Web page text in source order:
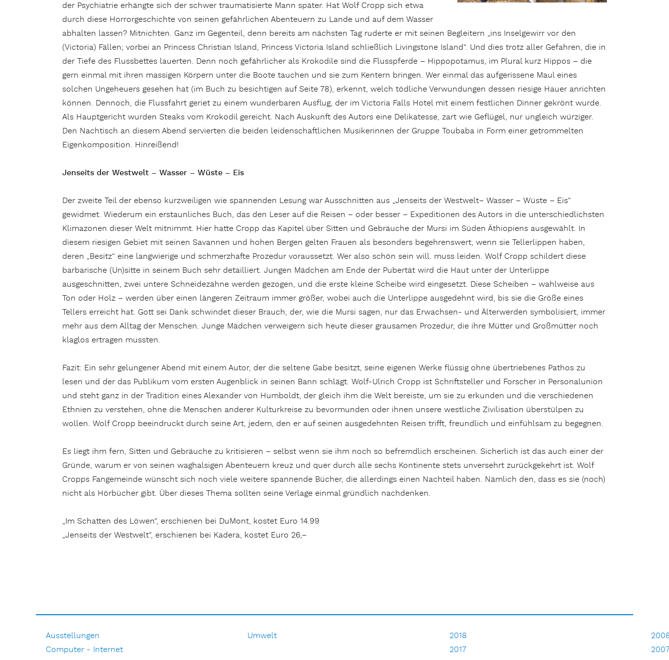
der Psychiatrie erhängte sich der schwer traumatisierte Mann später. Hat Wolf Cropp sich etwa
durch diese Horrorgeschichte von seinen gefährlichen Abenteuern zu Lande und auf dem Wasser
abhalten lassen? Mitnichten. Ganz im Gegenteil, denn bereits am nächsten Tag ruderte er mit seinen Begleitern „ins Inselgewirr vor den
(Victoria) Fällen; vorbei an Princess Christian Island, Princess Victoria Island schließlich Livingstone Island“. Und dies trotz aller Gefahren, die in
der Tiefe des Flussbettes lauerten. Denn noch gefährlicher als Krokodile sind die Flusspferde – Hippopotamus, im Plural kurz Hippos – die
gern einmal mit ihren massigen Körpern unter die Boote tauchen und sie zum Kentern bringen. Wer einmal das aufgerissene Maul eines
solchen Ungeheuers gesehen hat (im Buch zu besichtigen auf Seite 78), erkennt, welch tödliche Verwundungen dessen riesige Hauer anrichten
können. Dennoch, die Flussfahrt geriet zu einem wunderbaren Ausflug, der im Victoria Falls Hotel mit einem festlichen Dinner gekrönt wurde.
Als Hauptgericht wurden Steaks vom Krokodil gereicht. Nach Auskunft des Autors eine Delikatesse, zart wie Geflügel, nur ungleich würziger.
Den Nachtisch an diesem Abend servierten die beiden leidenschaftlichen Musikerinnen der Gruppe Toubaba in Form einer getrommelten
Eigenkomposition. Hinreißend!
Jenseits der Westwelt – Wasser – Wüste – Eis
Der zweite Teil der ebenso kurzweiligen wie spannenden Lesung war Ausschnitten aus „Jenseits der Westwelt– Wasser – Wüste – Eis“
gewidmet. Wiederum ein erstaunliches Buch, das den Leser auf die Reisen – oder besser – Expeditionen des Autors in die unterschiedlichsten
Klimazonen dieser Welt mitnimmt. Hier hatte Cropp das Kapitel über Sitten und Gebräuche der Mursi im Süden Äthiopiens ausgewählt. In
diesem riesigen Gebiet mit seinen Savannen und hohen Bergen gelten Frauen als besonders begehrenswert, wenn sie Tellerlippen haben,
deren „Besitz“ eine langwierige und schmerzhafte Prozedur voraussetzt. Wer also schön sein will. muss leiden. Wolf Cropp schildert diese
barbarische (Un)sitte in seinem Buch sehr detailliert. Jungen Mädchen am Ende der Pubertät wird die Haut unter der Unterlippe
ausgeschnitten, zwei untere Schneidezähne werden gezogen, und die erste kleine Scheibe wird eingesetzt. Diese Scheiben – wahlweise aus
Ton oder Holz – werden über einen längeren Zeitraum immer größer, wobei auch die Unterlippe ausgedehnt wird, bis sie die Größe eines
Tellers erreicht hat. Gott sei Dank schwindet dieser Brauch, der, wie die Mursi sagen, nur das Erwachsen- und Älterwerden symbolisiert, immer
mehr aus dem Alltag der Menschen. Junge Mädchen verweigern sich heute dieser grausamen Prozedur, die ihre Mütter und Großmütter noch
klaglos ertragen mussten.
Fazit: Ein sehr gelungener Abend mit einem Autor, der die seltene Gabe besitzt, seine eigenen Werke flüssig ohne übertriebenes Pathos zu
lesen und der das Publikum vom ersten Augenblick in seinen Bann schlägt. Wolf-Ulrich Cropp ist Schriftsteller und Forscher in Personalunion
und steht ganz in der Tradition eines Alexander von Humboldt, der gleich ihm die Welt bereiste, um sie zu erkunden und die verschiedenen
Ethnien zu verstehen, ohne die Menschen anderer Kulturkreise zu bevormunden oder ihnen unsere westliche Zivilisation überstülpen zu
wollen. Wolf Cropp beeindruckt durch seine Art, jedem, den er auf seinen ausgedehnten Reisen trifft, freundlich und einfühlsam zu begegnen.
Es liegt ihm fern, Sitten und Gebräuche zu kritisieren – selbst wenn sie ihm noch so befremdlich erscheinen. Sicherlich ist das auch einer der
Gründe, warum er von seinen waghalsigen Abenteuern kreuz und quer durch alle sechs Kontinente stets unversehrt zurückgekehrt ist. Wolf
Cropps Fangemeinde wünscht sich noch viele weitere spannende Bücher, die allerdings einen Nachteil haben. Nämlich den, dass es sie (noch)
nicht als Hörbücher gibt. Über dieses Thema sollten seine Verlage einmal gründlich nachdenken.
„Im Schatten des Löwen“, erschienen bei DuMont, kostet Euro 14.99
„Jenseits der Westwelt“, erschienen bei Kadera, kostet Euro 26,–
Ausstellungen
Computer - Internet
Umwelt
2018
2017